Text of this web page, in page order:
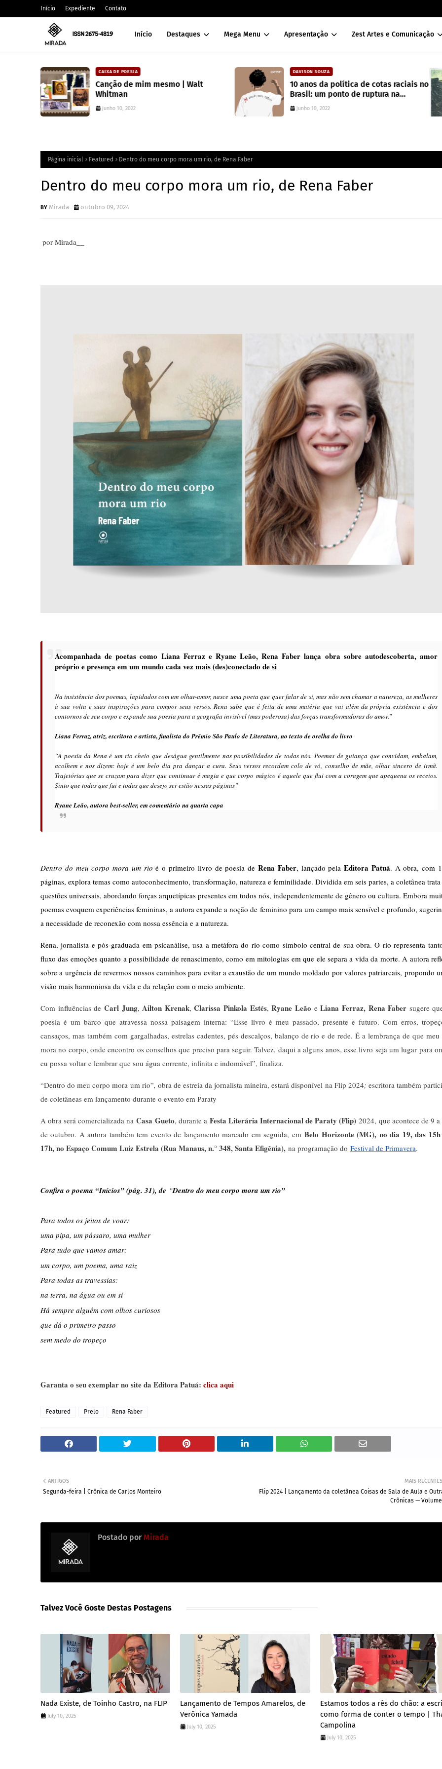
Início Expediente Contato
Início Destaques Mega Menu Apresentação Zest Artes e Comunicação
CAIXA DE POESIA
Canção de mim mesmo | Walt
Whitman
junho 10, 2022
DAVISON SOUZA
10 anos da política de cotas raciais no
Brasil: um ponto de ruptura na
colonialidade
junho 10, 2022
Página inicial Featured Dentro do meu corpo mora um rio, de Rena Faber
Dentro do meu corpo mora um rio, de Rena Faber
Mirada outubro 09, 2024
por Mirada__
Acompanhada de poetas como Liana Ferraz e Ryane Leão, Rena Faber lança obra sobre autodescoberta, amor
próprio e presença em um mundo cada vez mais (des)conectado de si
Na insistência dos poemas, lapidados com um olhar-amor, nasce uma poeta que quer falar de si, mas não sem chamar a natureza, as mulheres
à sua volta e suas inspirações para compor seus versos. Rena sabe que é feita de uma matéria que vai além da própria existência e dos
contornos de seu corpo e expande sua poesia para a geografia invisível (mas poderosa) das forças transformadoras do amor.”
Liana Ferraz, atriz, escritora e artista, finalista do Prêmio São Paulo de Literatura, no texto de orelha do livro
“A poesia da Rena é um rio cheio que deságua gentilmente nas possibilidades de todas nós. Poemas de guiança que convidam, embalam,
acolhem e nos dizem: hoje é um belo dia pra dançar a cura. Seus versos recordam colo de vó, conselho de mãe, olhar sincero de irmã.
Trajetórias que se cruzam para dizer que continuar é magia e que corpo mágico é aquele que flui com a coragem que apequena os receios.
Sinto que todas que fui e todas que desejo ser estão nessas páginas”
Ryane Leão, autora best-seller, em comentário na quarta capa
Dentro do meu corpo mora um rio é o primeiro livro de poesia de Rena Faber, lançado pela Editora Patuá. A obra, com
páginas, explora temas como autoconhecimento, transformação, natureza e feminilidade. Dividida em seis partes, a coletânea
questões universais, abordando forças arquetípicas presentes em todos nós, independentemente de gênero ou cultura. Embora
poemas evoquem experiências femininas, a autora expande a noção de feminino para um campo mais sensível e profundo,
a necessidade de reconexão com nossa essência e a natureza.
Rena, jornalista e pós-graduada em psicanálise, usa a metáfora do rio como símbolo central de sua obra. O rio representa
fluxo das emoções quanto a possibilidade de renascimento, como em mitologias em que ele separa a vida da morte. A autora
sobre a urgência de revermos nossos caminhos para evitar a exaustão de um mundo moldado por valores patriarcais, propondo
visão mais harmoniosa da vida e da relação com o meio ambiente.
Com influências de Carl Jung,Ailton Krenak,Clarissa Pinkola Estés,Ryane Leão eLiana Ferraz, Rena Faber sugere
poesia é um barco que atravessa nossa paisagem interna: “Esse livro é meu passado, presente e futuro. Com erros,
cansaços, mas também com gargalhadas, estrelas cadentes, pés descalços, balanço de rio e de rede. É a lembrança de que meu
mora no corpo, onde encontro os conselhos que preciso para seguir. Talvez, daqui a alguns anos, esse livro seja um lugar para
eu possa voltar e lembrar que sou água corrente, infinita e indomável”, finaliza.
“Dentro do meu corpo mora um rio”, obra de estreia da jornalista mineira, estará disponível na Flip 2024; escritora também
de coletâneas em lançamento durante o evento em Paraty
A obra será comercializada naCasa Gueto, durante aFesta Literária Internacional de Paraty (Flip)2024, que acontece de 9 a
de outubro. A autora também tem evento de lançamento marcado em seguida, emBelo Horizonte (MG), no dia 19, das 15h
17h, no Espaço Comum Luiz Estrela (Rua Manaus, n.° 348, Santa Efigênia), na programação do Festival de Primavera.
Confira o poema “Inícios” (pág. 31), de “Dentro do meu corpo mora um rio”
Para todos os jeitos de voar:
uma pipa, um pássaro, uma mulher
Para tudo que vamos amar:
um corpo, um poema, uma raiz
Para todas as travessias:
na terra, na água ou em si
Há sempre alguém com olhos curiosos
que dá o primeiro passo
sem medo do tropeço
Garanta o seu exemplar no site da Editora Patuá: clica aqui
Featured Prelo Rena Faber
MAIS RECENTES
Flip 2024 | Lançamento da coletânea Coisas de Sala de Aula e
Crônicas —
ANTIGOS
Segunda-feira | Crônica de Carlos Monteiro
Postado por Mirada
Talvez Você Goste Destas Postagens
Nada Existe, de Toinho Castro, na FLIP
July 10, 2025
Lançamento de Tempos Amarelos, de
Verônica Yamada
July 10, 2025
Estamos todos a rés do chão: a
como forma de conter o tempo |
Campolina
July 10, 2025